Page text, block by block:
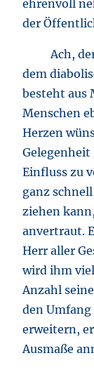
ehrenvoll
der
Ach,
dem
besteht aus
Menschen
Herzen
Einfluss zu
ganz
ziehen
anvertraut.
Herr aller
wird ihm
Anzahl
den
erweitern,
Ausmaße